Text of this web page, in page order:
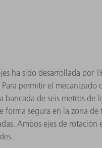
ha sido desarrollada por
permitir el
de seis metros de
segura en la zona
Ambos ejes de